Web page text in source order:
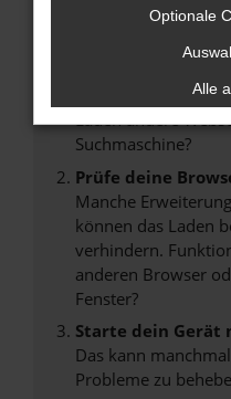
Beim Laden ist ein
Hier sind ein paar
Laden andere
Suchmaschine?
Prüfe deine
Manche
können das Laden
verhindern.
anderen Browser
Fenster?
Starte dein Gerät
Das kann
Probleme zu
Optionale
Alle